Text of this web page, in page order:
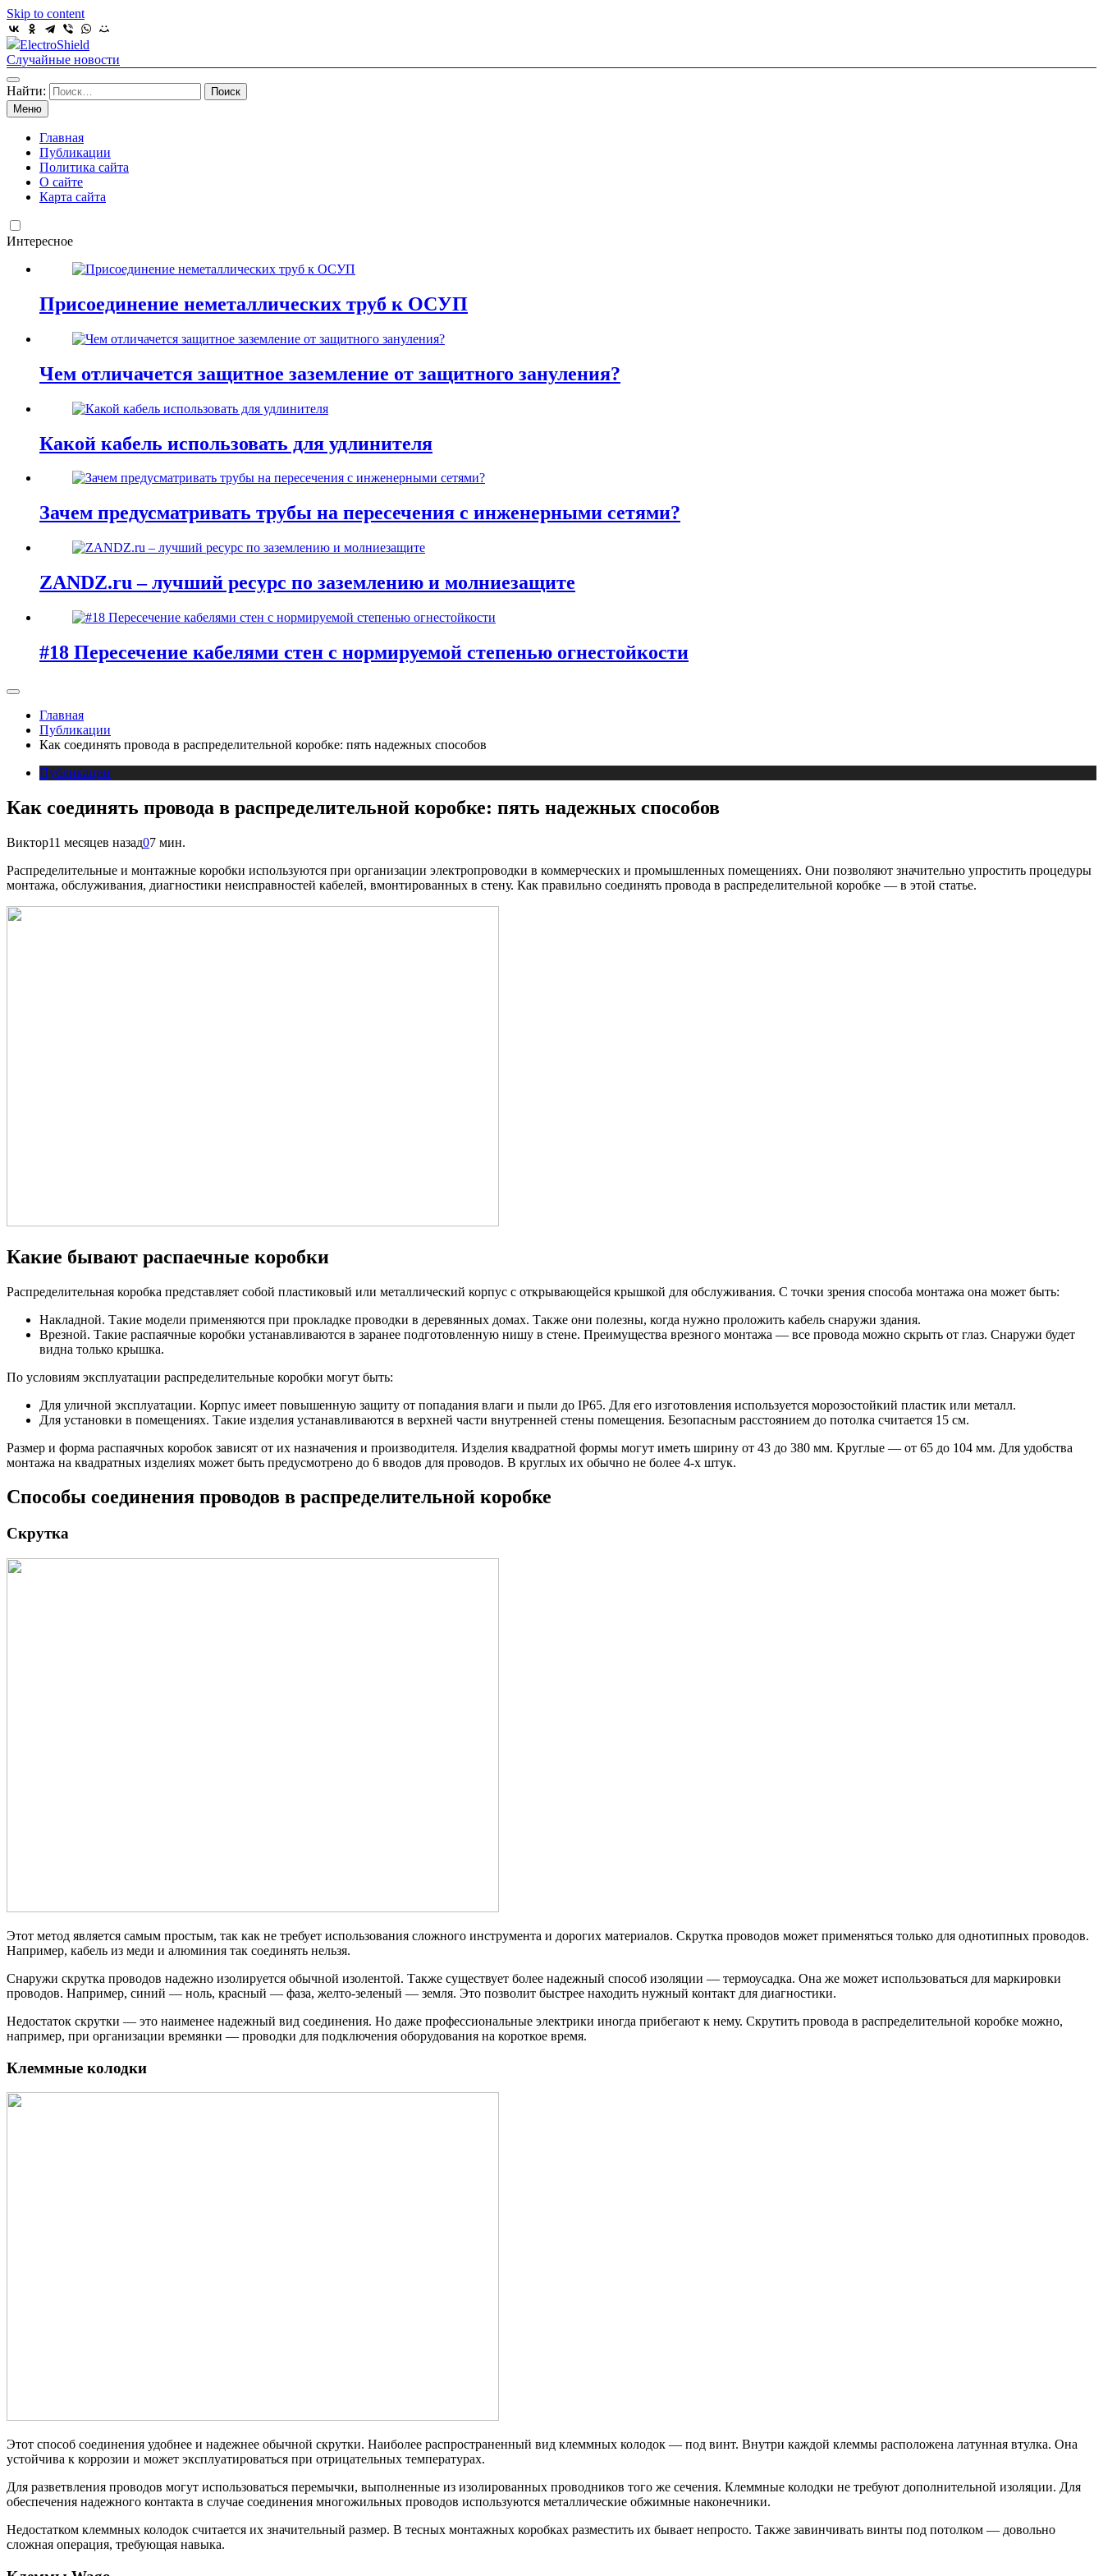
Skip to content
ElectroShield
Случайные новости
Найти:
Меню
Главная
Публикации
Политика сайта
О сайте
Карта сайта
Интересное
Присоединение неметаллических труб к ОСУП
Чем отличачется защитное заземление от защитного зануления?
Какой кабель использовать для удлинителя
Зачем предусматривать трубы на пересечения с инженерными сетями?
ZANDZ.ru – лучший ресурс по заземлению и молниезащите
#18 Пересечение кабелями стен с нормируемой степенью огнестойкости
Главная
Публикации
Как соединять провода в распределительной коробке: пять надежных способов
Публикации
Как соединять провода в распределительной коробке: пять надежных способов
Виктор11 месяцев назад07 мин.
Распределительные и монтажные коробки используются при организации электропроводки в коммерческих и промышленных помещениях. Они позволяют значительно упростить процедуры
монтажа, обслуживания, диагностики неисправностей кабелей, вмонтированных в стену. Как правильно соединять провода в распределительной коробке — в этой статье.
Какие бывают распаечные коробки
Распределительная коробка представляет собой пластиковый или металлический корпус с открывающейся крышкой для обслуживания. С точки зрения способа монтажа она может быть:
Накладной. Такие модели применяются при прокладке проводки в деревянных домах. Также они полезны, когда нужно проложить кабель снаружи здания.
Врезной. Такие распаячные коробки устанавливаются в заранее подготовленную нишу в стене. Преимущества врезного монтажа — все провода можно скрыть от глаз. Снаружи будет
видна только крышка.
По условиям эксплуатации распределительные коробки могут быть:
Для уличной эксплуатации. Корпус имеет повышенную защиту от попадания влаги и пыли до IP65. Для его изготовления используется морозостойкий пластик или металл.
Для установки в помещениях. Такие изделия устанавливаются в верхней части внутренней стены помещения. Безопасным расстоянием до потолка считается 15 см.
Размер и форма распаячных коробок зависят от их назначения и производителя. Изделия квадратной формы могут иметь ширину от 43 до 380 мм. Круглые — от 65 до 104 мм. Для удобства
монтажа на квадратных изделиях может быть предусмотрено до 6 вводов для проводов. В круглых их обычно не более 4-х штук.
Способы соединения проводов в распределительной коробке
Скрутка
Этот метод является самым простым, так как не требует использования сложного инструмента и дорогих материалов. Скрутка проводов может применяться только для однотипных проводов.
Например, кабель из меди и алюминия так соединять нельзя.
Снаружи скрутка проводов надежно изолируется обычной изолентой. Также существует более надежный способ изоляции — термоусадка. Она же может использоваться для маркировки
проводов. Например, синий — ноль, красный — фаза, желто-зеленый — земля. Это позволит быстрее находить нужный контакт для диагностики.
Недостаток скрутки — это наименее надежный вид соединения. Но даже профессиональные электрики иногда прибегают к нему. Скрутить провода в распределительной коробке можно,
например, при организации времянки — проводки для подключения оборудования на короткое время.
Клеммные колодки
Этот способ соединения удобнее и надежнее обычной скрутки. Наиболее распространенный вид клеммных колодок — под винт. Внутри каждой клеммы расположена латунная втулка. Она
устойчива к коррозии и может эксплуатироваться при отрицательных температурах.
Для разветвления проводов могут использоваться перемычки, выполненные из изолированных проводников того же сечения. Клеммные колодки не требуют дополнительной изоляции. Для
обеспечения надежного контакта в случае соединения многожильных проводов используются металлические обжимные наконечники.
Недостатком клеммных колодок считается их значительный размер. В тесных монтажных коробках разместить их бывает непросто. Также завинчивать винты под потолком — довольно
сложная операция, требующая навыка.